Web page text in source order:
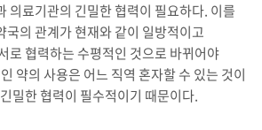
의료기관의 긴밀한 협력이 필요하다. 이를
국의 관계가 현재와 같이 일방적이고
로 협력하는 수평적인 것으로 바뀌어야
약의 사용은 어느 직역 혼자할 수 있는 것이
밀한 협력이 필수적이기 때문이다.